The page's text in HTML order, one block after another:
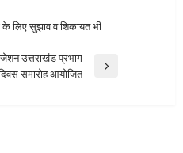
लिए सुझाव व शिकायत भी
उत्तराखंड प्रभाग
समारोह आयोजित